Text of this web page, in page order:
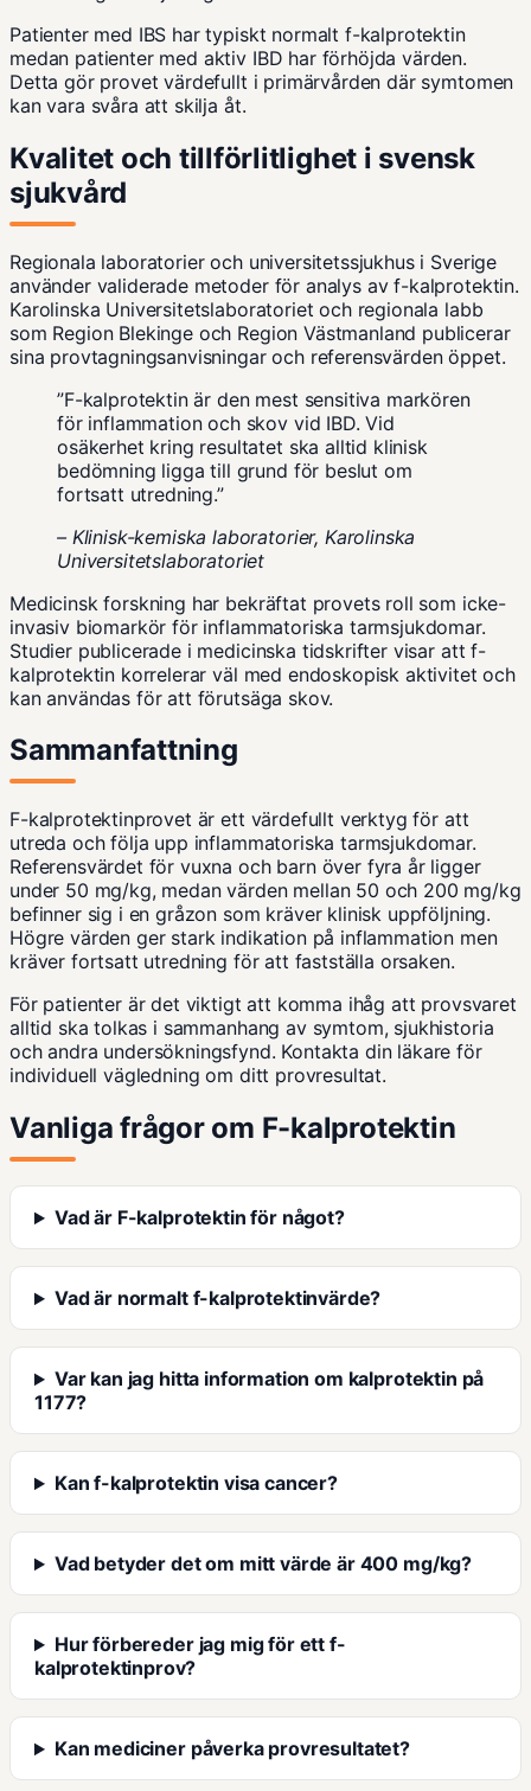
Patienter med IBS har typiskt normalt f-kalprotektin
medan patienter med aktiv IBD har förhöjda värden.
Detta gör provet värdefullt i primärvården där symtomen
kan vara svåra att skilja åt.
Kvalitet och tillförlitlighet i svensk
sjukvård
Regionala laboratorier och universitetssjukhus i Sverige
använder validerade metoder för analys av f-kalprotektin.
Karolinska Universitetslaboratoriet och regionala labb
som Region Blekinge och Region Västmanland publicerar
sina provtagningsanvisningar och referensvärden öppet.
”F-kalprotektin är den mest sensitiva markören
för inflammation och skov vid IBD. Vid
osäkerhet kring resultatet ska alltid klinisk
bedömning ligga till grund för beslut om
fortsatt utredning.”
– Klinisk-kemiska laboratorier, Karolinska
Universitetslaboratoriet
Medicinsk forskning har bekräftat provets roll som icke-
invasiv biomarkör för inflammatoriska tarmsjukdomar.
Studier publicerade i medicinska tidskrifter visar att f-
kalprotektin korrelerar väl med endoskopisk aktivitet och
kan användas för att förutsäga skov.
Sammanfattning
F-kalprotektinprovet är ett värdefullt verktyg för att
utreda och följa upp inflammatoriska tarmsjukdomar.
Referensvärdet för vuxna och barn över fyra år ligger
under 50 mg/kg, medan värden mellan 50 och 200 mg/kg
befinner sig i en gråzon som kräver klinisk uppföljning.
Högre värden ger stark indikation på inflammation men
kräver fortsatt utredning för att fastställa orsaken.
För patienter är det viktigt att komma ihåg att provsvaret
alltid ska tolkas i sammanhang av symtom, sjukhistoria
och andra undersökningsfynd. Kontakta din läkare för
individuell vägledning om ditt provresultat.
Vanliga frågor om F-kalprotektin
Vad är F-kalprotektin för något?
Vad är normalt f-kalprotektinvärde?
Var kan jag hitta information om kalprotektin på
1177?
Kan f-kalprotektin visa cancer?
Vad betyder det om mitt värde är 400 mg/kg?
Hur förbereder jag mig för ett f-
kalprotektinprov?
Kan mediciner påverka provresultatet?